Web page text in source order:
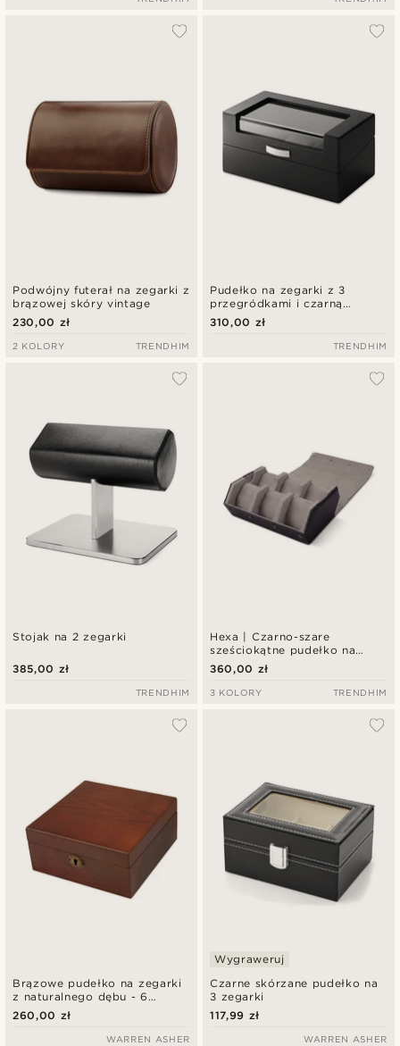
Podwójny futerał na zegarki z
brązowej skóry vintage
230,00 zł
2 KOLORY TRENDHIM
Pudełko na zegarki z 3
przegródkami i czarną
okleiną
310,00 zł
TRENDHIM
Stojak na 2 zegarki
385,00 zł
TRENDHIM
Hexa | Czarno-szare
sześciokątne pudełko na
zegarki z ekologicznej skóry
- na 6 zegarków
360,00 zł
3 KOLORY TRENDHIM
Brązowe pudełko na zegarki
z naturalnego dębu - 6
zegarków
260,00 zł
WARREN ASHER
Czarne skórzane pudełko na
3 zegarki
Wygraweruj
117,99 zł
WARREN ASHER